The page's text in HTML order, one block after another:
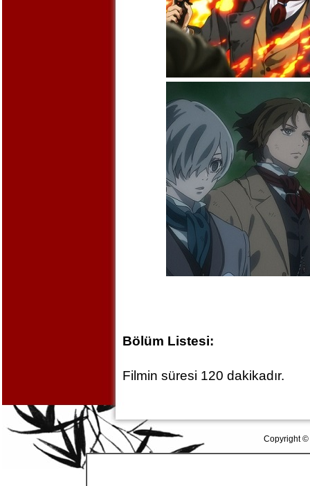
Bölüm Listesi:
Filmin süresi 120 dakikadır.
Copyright ©